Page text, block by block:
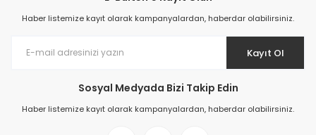
Haber listemize kayıt olarak kampanyalardan, haberdar olabilirsiniz.
Kayıt Ol
Sosyal Medyada Bizi Takip Edin
Haber listemize kayıt olarak kampanyalardan, haberdar olabilirsiniz.